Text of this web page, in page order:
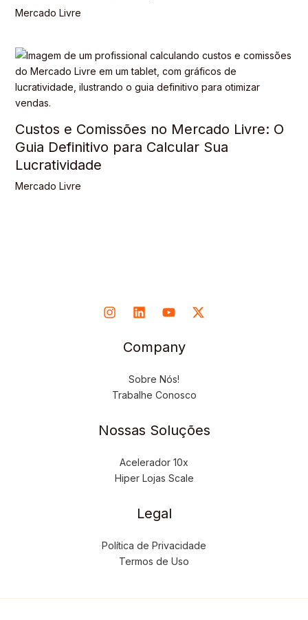
Mercado Livre
Custos e Comissões no Mercado Livre: O
Guia Definitivo para Calcular Sua
Lucratividade
Mercado Livre
Company
Sobre Nós!
Trabalhe Conosco
Nossas Soluções
Acelerador 10x
Hiper Lojas Scale
Legal
Política de Privacidade
Termos de Uso